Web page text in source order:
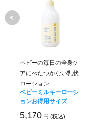
ベビーの毎日の全身ケ
アにべたつかない乳状
ローション
ベビーミルキーローシ
ョンお得用サイズ
5,170 円 (税込)